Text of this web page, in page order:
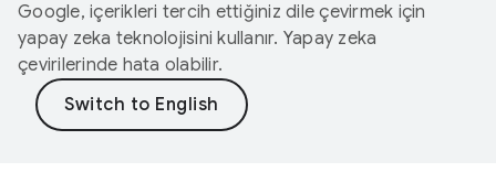
Google, içerikleri tercih ettiğiniz dile çevirmek için
yapay zeka teknolojisini kullanır. Yapay zeka
çevirilerinde hata olabilir.